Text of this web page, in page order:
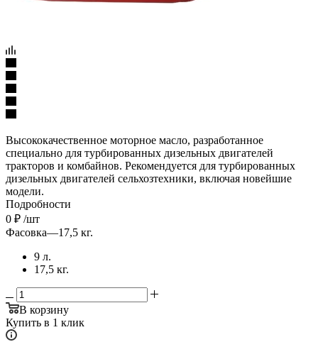
Высококачественное моторное масло, разработанное
специально для турбированных дизельных двигателей
тракторов и комбайнов. Рекомендуется для турбированных
дизельных двигателей сельхозтехники, включая новейшие
модели.
Подробности
0 ₽ /шт
Фасовка—17,5 кг.
9 л.
17,5 кг.
В корзину
Купить в 1 клик